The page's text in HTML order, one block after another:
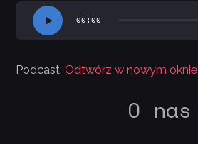
Odtwarzacz
plików
00:00
Podcast:Odtwórz w nowym oknie
O nas